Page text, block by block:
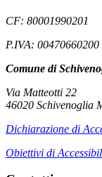
CF: 80001990201
P.IVA: 00470660200
Comune di
Via Matteotti 22
46020 Schivenoglia
Dichiarazione di
Obiettivi di